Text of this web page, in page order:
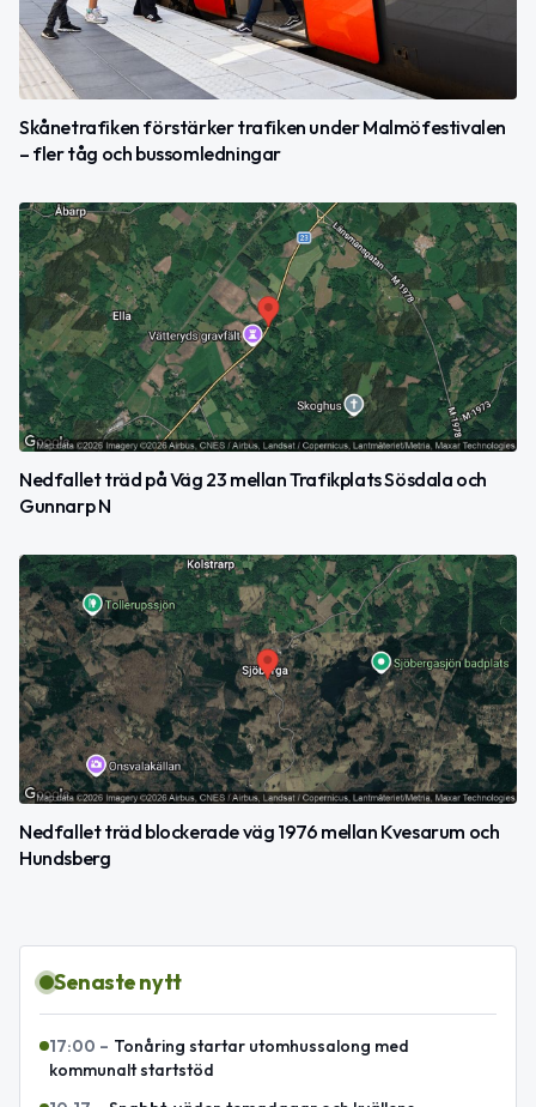
Skånetrafiken förstärker trafiken under Malmöfestivalen
– fler tåg och bussomledningar
Nedfallet träd på Väg 23 mellan Trafikplats Sösdala och
Gunnarp N
Nedfallet träd blockerade väg 1976 mellan Kvesarum och
Hundsberg
Senaste nytt
17:00 – Tonåring startar utomhussalong med
kommunalt startstöd